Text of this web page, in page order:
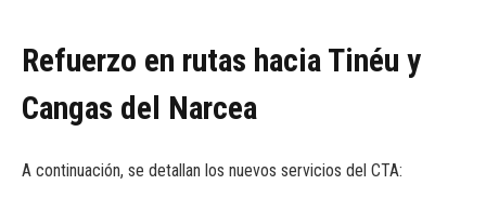
Refuerzo en rutas hacia Tinéu y
Cangas del Narcea
A continuación, se detallan los nuevos servicios del CTA: